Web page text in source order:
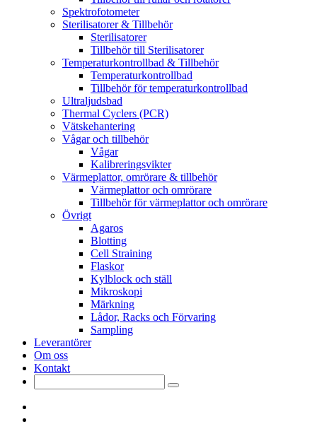
Spektrofotometer
Sterilisatorer & Tillbehör
Sterilisatorer
Tillbehör till Sterilisatorer
Temperaturkontrollbad & Tillbehör
Temperaturkontrollbad
Tillbehör för temperaturkontrollbad
Ultraljudsbad
Thermal Cyclers (PCR)
Vätskehantering
Vågar och tillbehör
Vågar
Kalibreringsvikter
Värmeplattor, omrörare & tillbehör
Värmeplattor och omrörare
Tillbehör för värmeplattor och omrörare
Övrigt
Agaros
Blotting
Cell Straining
Flaskor
Kylblock och ställ
Mikroskopi
Märkning
Lådor, Racks och Förvaring
Sampling
Leverantörer
Om oss
Kontakt